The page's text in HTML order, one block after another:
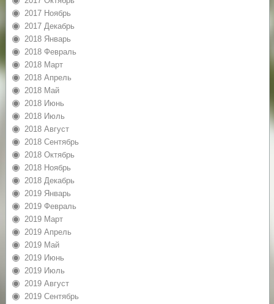
2017 Ноябрь
2017 Декабрь
2018 Январь
2018 Февраль
2018 Март
2018 Апрель
2018 Май
2018 Июнь
2018 Июль
2018 Август
2018 Сентябрь
2018 Октябрь
2018 Ноябрь
2018 Декабрь
2019 Январь
2019 Февраль
2019 Март
2019 Апрель
2019 Май
2019 Июнь
2019 Июль
2019 Август
2019 Сентябрь